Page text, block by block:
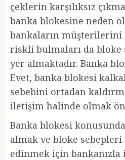
çeklerin karşılıksız
banka blokesine neden
bankaların
riskli bulmaları da bloke
yer almaktadır. Banka
Evet, banka blokesi
sebebini ortadan
iletişim halinde olmak
Banka blokesi
almak ve bloke
edinmek için